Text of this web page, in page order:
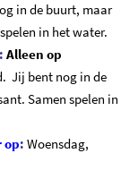
in de buurt, maar
in het water.
: Alleen op
Jij bent nog in de
Samen spelen in
op: Woensdag,